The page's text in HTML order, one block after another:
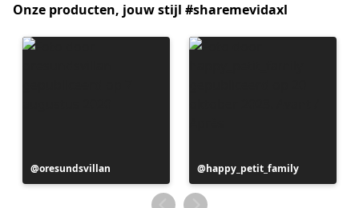
Onze producten, jouw stijl #sharemevidaxl
Bericht
gepubliceerd
oresundsvillan
Bericht
gepubliceerd
door
happy_petit_family